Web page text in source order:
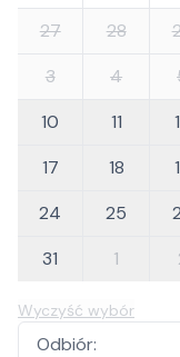
27 28
3
4
10
11
17
18
24
25
31
1
Wyczyść wybór
Odbiór: